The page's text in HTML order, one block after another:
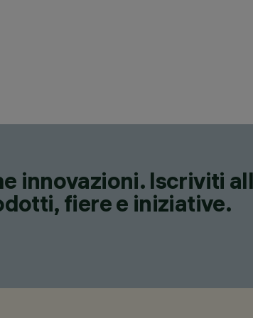
innovazioni. Iscriviti
fiere e iniziative.